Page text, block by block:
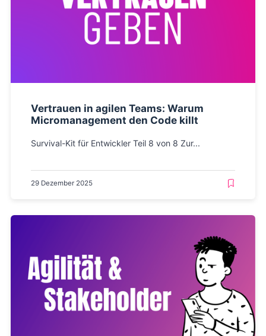
Vertrauen in agilen Teams: Warum
Micromanagement den Code killt
Survival-Kit für Entwickler Teil 8 von 8 Zur...
29 Dezember 2025